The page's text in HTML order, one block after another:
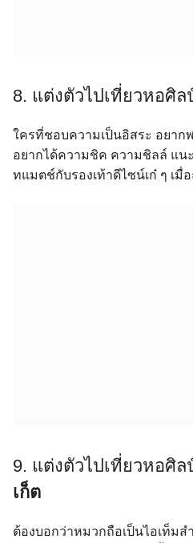
8. แต่งตัวไปเที่ยวหอศิล
ใครที่ชอบความเป็นอิสระ อยาก
อยากได้ความชิค ความชิลล์ แน
ทแมตช์กับรองเท้าดีไซน์เก๋ ๆ เ
9. แต่งตัวไปเที่ยวหอศิล
เก็ต
ต้องบอกว่าหมวกถือเป็นไอเท็ม